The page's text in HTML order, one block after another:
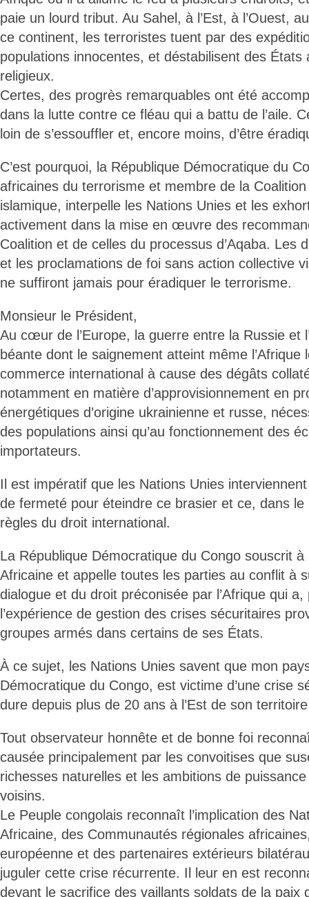
paie un lourd tribut. Au Sahel, à l’Est, à l’Ouest,
ce continent, les terroristes tuent par des
populations innocentes, et déstabilisent des États
religieux.
Certes, des progrès remarquables ont été
dans la lutte contre ce fléau qui a battu de l’aile.
loin de s’essouffler et, encore moins, d’être
C’est pourquoi, la République Démocratique du
africaines du terrorisme et membre de la Coalition
islamique, interpelle les Nations Unies et les
activement dans la mise en œuvre des
Coalition et de celles du processus d’Aqaba. Les
et les proclamations de foi sans action collective
ne suffiront jamais pour éradiquer le terrorisme.
Monsieur le Président,
Au cœur de l’Europe, la guerre entre la Russie et
béante dont le saignement atteint même l’Afrique
commerce international à cause des dégâts
notamment en matière d’approvisionnement en
énergétiques d’origine ukrainienne et russe,
des populations ainsi qu’au fonctionnement des
importateurs.
Il est impératif que les Nations Unies
de fermeté pour éteindre ce brasier et ce, dans
règles du droit international.
La République Démocratique du Congo souscrit à
Africaine et appelle toutes les parties au conflit à
dialogue et du droit préconisée par l’Afrique qui a,
l’expérience de gestion des crises sécuritaires
groupes armés dans certains de ses États.
À ce sujet, les Nations Unies savent que mon
Démocratique du Congo, est victime d’une crise
dure depuis plus de 20 ans à l’Est de son
Tout observateur honnête et de bonne foi
causée principalement par les convoitises que
richesses naturelles et les ambitions de
voisins.
Le Peuple congolais reconnaît l’implication des
Africaine, des Communautés régionales
européenne et des partenaires extérieurs
juguler cette crise récurrente. Il leur en est
devant le sacrifice des vaillants soldats de la paix